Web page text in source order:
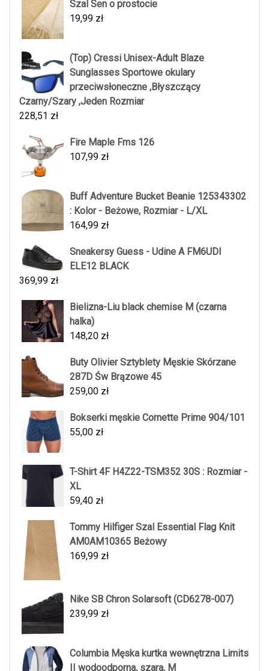
Szal Sen o prostocie
19,99 zł
(Top) Cressi Unisex-Adult Blaze
Sunglasses Sportowe okulary
przeciwsłoneczne ,Błyszczący
Czarny/Szary ,Jeden Rozmiar
228,51 zł
Fire Maple Fms 126
107,99 zł
Buff Adventure Bucket Beanie 125343302
: Kolor - Beżowe, Rozmiar - L/XL
164,99 zł
Sneakersy Guess - Udine A FM6UDI
ELE12 BLACK
369,99 zł
Bielizna-Liu black chemise M (czarna
halka)
148,20 zł
Buty Olivier Sztyblety Męskie Skórzane
287D Św Brązowe 45
259,00 zł
Bokserki męskie Cornette Prime 904/101
55,00 zł
T-Shirt 4F H4Z22-TSM352 30S : Rozmiar -
XL
59,40 zł
Tommy Hilfiger Szal Essential Flag Knit
AM0AM10365 Beżowy
169,99 zł
Nike SB Chron Solarsoft (CD6278-007)
239,99 zł
Columbia Męska kurtka wewnętrzna Limits
II wodoodporna, szara, M